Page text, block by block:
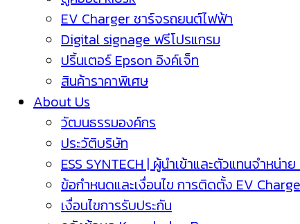
EV Charger ชาร์จรถยนต์ไฟฟ้า
Digital signage ฟรีโปรแกรม
ปริ้นเตอร์ Epson อิงค์เจ็ท
สินค้าราคาพิเศษ
About Us
วัฒนธรรมองค์กร
ประวัติบริษัท
ESS SYNTECH | ผู้นำเข้าและตัวแทนจำหน่า
ข้อกำหนดและเงื่อนไข การติดตั้ง EV
เงื่อนไขการรับประกัน